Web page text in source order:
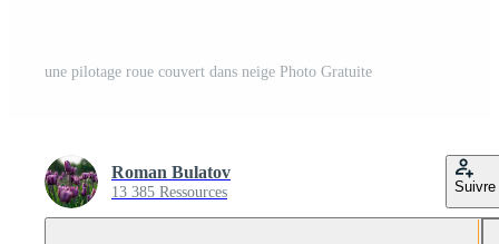
une pilotage roue couvert dans neige Photo Gratuite
Roman Bulatov
13 385 Ressources Suivre